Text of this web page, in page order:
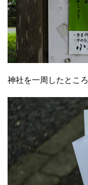
神社を一周したとこ